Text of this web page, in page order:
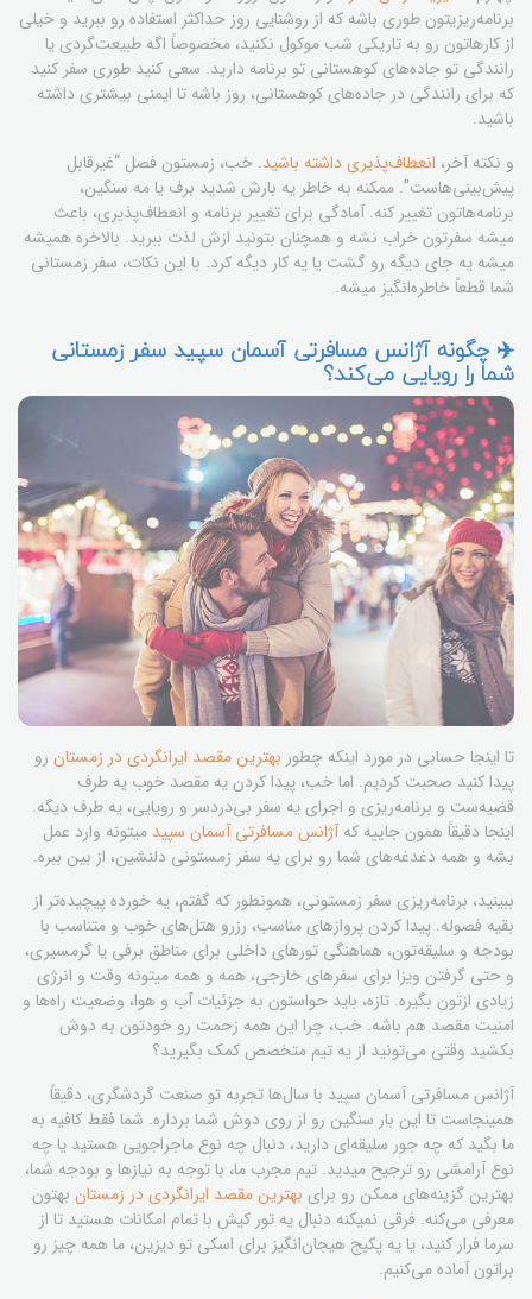
برنامه‌ریزیتون طوری باشه که از روشنایی روز حداکثر استفاده رو ببرید و خیلی
از کارهاتون رو به تاریکی شب موکول نکنید، مخصوصاً اگه طبیعت‌گردی یا
رانندگی تو جاده‌های کوهستانی تو برنامه دارید. سعی کنید طوری سفر کنید
که برای رانندگی در جاده‌های کوهستانی، روز باشه تا ایمنی بیشتری داشته
باشید.
و نکته آخر، انعطاف‌پذیری داشته باشید. خب، زمستون فصل “غیرقابل
پیش‌بینی‌هاست”. ممکنه به خاطر یه بارش شدید برف یا مه سنگین،
برنامه‌هاتون تغییر کنه. آمادگی برای تغییر برنامه و انعطاف‌پذیری، باعث
میشه سفرتون خراب نشه و همچنان بتونید ازش لذت ببرید. بالاخره همیشه
میشه یه جای دیگه رو گشت یا یه کار دیگه کرد. با این نکات، سفر زمستانی
شما قطعاً خاطره‌انگیز میشه.
✈️ چگونه آژانس مسافرتی آسمان سپید سفر زمستانی
شما را رویایی می‌کند؟
تا اینجا حسابی در مورد اینکه چطور بهترین مقصد ایرانگردی در زمستان رو
پیدا کنید صحبت کردیم. اما خب، پیدا کردن یه مقصد خوب یه طرف
قضیه‌ست و برنامه‌ریزی و اجرای یه سفر بی‌دردسر و رویایی، یه طرف دیگه.
اینجا دقیقاً همون جاییه کهآژانس مسافرتی آسمان سپید میتونه وارد عمل
بشه و همه دغدغه‌های شما رو برای یه سفر زمستونی دلنشین، از بین ببره.
ببینید، برنامه‌ریزی سفر زمستونی، همونطور که گفتم، یه خورده پیچیده‌تر از
بقیه فصوله. پیدا کردن پروازهای مناسب، رزرو هتل‌های خوب و متناسب با
بودجه و سلیقه‌تون، هماهنگی تورهای داخلی برای مناطق برفی یا گرمسیری،
و حتی گرفتن ویزا برای سفرهای خارجی، همه و همه میتونه وقت و انرژی
زیادی ازتون بگیره. تازه، باید حواستون به جزئیات آب و هوا، وضعیت راه‌ها و
امنیت مقصد هم باشه. خب، چرا این همه زحمت رو خودتون به دوش
بکشید وقتی می‌تونید از یه تیم متخصص کمک بگیرید؟
آژانس مسافرتی آسمان سپید با سال‌ها تجربه تو صنعت گردشگری، دقیقاً
همینجاست تا این بار سنگین رو از روی دوش شما برداره. شما فقط کافیه به
ما بگید که چه جور سلیقه‌ای دارید، دنبال چه نوع ماجراجویی هستید یا چه
نوع آرامشی رو ترجیح میدید. تیم مجرب ما، با توجه به نیازها و بودجه شما،
بهترین گزینه‌های ممکن رو برای بهترین مقصد ایرانگردی در زمستان بهتون
معرفی می‌کنه. فرقی نمیکنه دنبال یه تور کیش با تمام امکانات هستید تا از
سرما فرار کنید، یا یه پکیج هیجان‌انگیز برای اسکی تو دیزین، ما همه چیز رو
براتون آماده می‌کنیم.